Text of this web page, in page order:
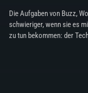
Die Aufgaben von Buzz,
schwieriger, wenn sie es
zu tun bekommen: der